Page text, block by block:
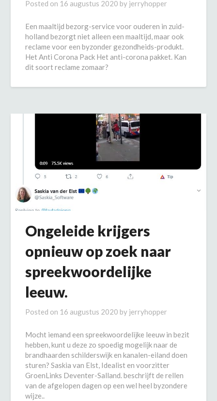
Posted on 16 augustus 2020 by jerryhopper
Een maaltijd bezorg-service voor ouderen in zuid-
holland bezorgt niet alleen een maaltijd, maar ook
reclame voor een byzonder gezondheids-produkt.
Het Anti Corona Pack Het anti-corona pakket. Kan
dit soort reclame zomaar?
Ongeleide krijgers
opnieuw op zoek naar
spreekwoordelijke
leeuw.
Posted on 16 augustus 2020 by jerryhopper
Mocht iemand een spreekwoordelijke leeuw in bezit
hebben, kunt u deze zo spoedig mogelijk naar de
brandhaarden schilderswijk en kanalen-eiland doen
sturen? Saskia van Elst, Idealist en voorzitter
GroenLinks Deventer-Salland. beschrijft de rellen
van de afgelopen dagen op een wel heel byzondere
wijze..